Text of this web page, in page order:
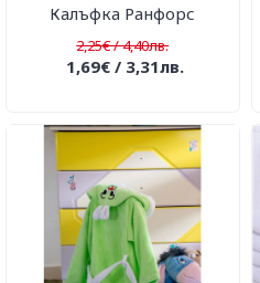
Калъфка Ранфорс
2,25€ / 4,40лв.
1,69€ / 3,31лв.